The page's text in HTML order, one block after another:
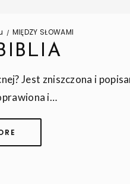
Posted
in
MIĘDZY SŁOWAMI
Jest zniszczona i
i…